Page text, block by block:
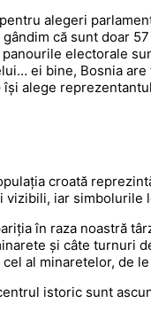
alegeri
că sunt doar
electorale
ei bine, Bosnia
alege
croată
vizibili, iar simbolurile
în raza noastră
și câte turnuri
al minaretelor, de
istoric sunt